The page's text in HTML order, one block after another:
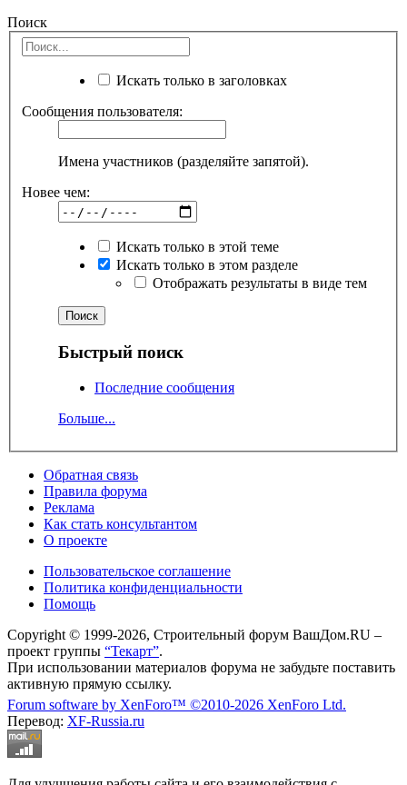
Поиск
Искать только в заголовках
Сообщения пользователя:
Имена участников (разделяйте запятой).
Новее чем:
Искать только в этой теме
Искать только в этом разделе
Отображать результаты в виде тем
Быстрый поиск
Последние сообщения
Больше...
Обратная связь
Правила форума
Реклама
Как стать консультантом
О проекте
Пользовательское соглашение
Политика конфиденциальности
Помощь
Copyright © 1999-2026, Строительный форум ВашДом.RU –
проект группы “Текарт”.
При использовании материалов форума не забудьте поставить
активную прямую ссылку.
Forum software by XenForo™ ©2010-2026 XenForo Ltd.
Перевод: XF-Russia.ru